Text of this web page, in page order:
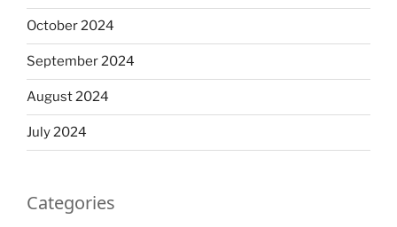
October 2024
September 2024
August 2024
July 2024
Categories